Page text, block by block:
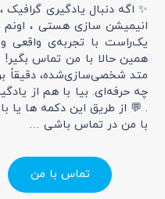
✨ اگه دنبال یادگیری
انیمیشن سازی هستی ، اونم
یک‌راست با تجربه‌ی واقعی
همین حالا با من تماس
متد شخصی‌سازی‌شده، دقیقاً
چه حرفه‌ای. بیا با هم از
. 💬 از طریق این دکمه ها یا
با من در تماس باشی …
تماس با من